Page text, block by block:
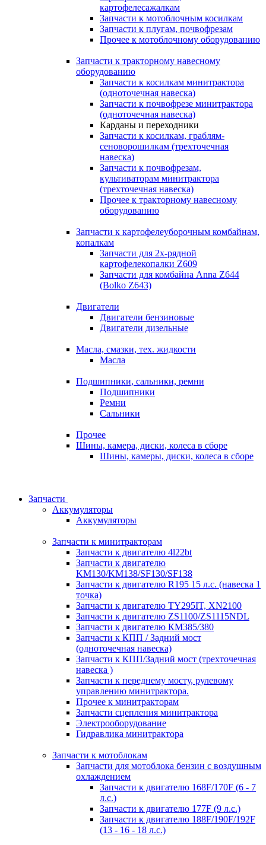
картофелесажалкам
Запчасти к мотоблочным косилкам
Запчасти к плугам, почвофрезам
Прочее к мотоблочному оборудованию
Запчасти к тракторному навесному
оборудованию
Запчасти к косилкам минитрактора
(одноточечная навеска)
Запчасти к почвофрезе минитрактора
(одноточечная навеска)
Карданы и переходники
Запчасти к косилкам, граблям-
сеноворошилкам (трехточечная
навеска)
Запчасти к почвофрезам,
культиваторам минитрактора
(трехточечная навеска)
Прочее к тракторному навесному
оборудованию
Запчасти к картофелеуборочным комбайнам,
копалкам
Запчасти для 2х-рядной
картофелекопалки Z609
Запчасти для комбайна Anna Z644
(Bolko Z643)
Двигатели
Двигатели бензиновые
Двигатели дизельные
Масла, смазки, тех. жидкости
Масла
Подшипники, сальники, ремни
Подшипники
Ремни
Сальники
Прочее
Шины, камера, диски, колеса в сборе
Шины, камеры, диски, колеса в сборе
Запчасти
Аккумуляторы
Аккумуляторы
Запчасти к минитракторам
Запчасти к двигателю 4l22bt
Запчасти к двигателю
KM130/KM138/SF130/SF138
Запчасти к двигателю R195 15 л.с. (навеска 1
точка)
Запчасти к двигателю TY295IT, XN2100
Запчасти к двигателю ZS1100/ZS1115NDL
Запчасти к двигателю КМ385/380
Запчасти к КПП / Задний мост
(одноточечная навеска)
Запчасти к КПП/Задний мост (трехточечная
навеска )
Запчасти к переднему мосту, рулевому
управлению минитрактора.
Прочее к минитракторам
Запчасти сцепления минитрактора
Электрооборудование
Гидравлика минитрактора
Запчасти к мотоблокам
Запчасти для мотоблока бензин с воздушным
охлаждением
Запчасти к двигателю 168F/170F (6 - 7
л.с.)
Запчасти к двигателю 177F (9 л.с.)
Запчасти к двигателю 188F/190F/192F
(13 - 16 - 18 л.с.)